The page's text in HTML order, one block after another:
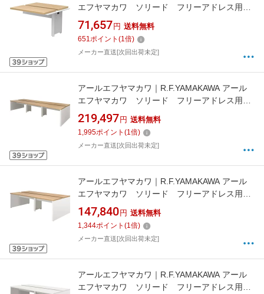
エフヤマカワ ソリード フリーアドレス用デ
スク2 増連 W1200×D1200 オーク×ホワイ
ト脚 RFTFT21212ADOAWL 【メーカー直送・
時間指定・返品不可】
71,657 円 送料無料
651ポイント (1倍)
メーカー直送[次回出荷未定]
アールエフヤマカワ｜R.F.YAMAKAWA アール
エフヤマカワ ソリード フリーアドレス用デ
スク2 W3600×D1200 オーク×ホワイト脚
RFTFT23612OAWL 【メーカー直送・時間指
定・返品不可】
219,497 円 送料無料
1,995ポイント (1倍)
メーカー直送[次回出荷未定]
アールエフヤマカワ｜R.F.YAMAKAWA アール
エフヤマカワ ソリード フリーアドレス用デ
スク2 W2400×D1201 ホワイト×ブラック脚
RFTFT22412OAWL 【メーカー直送・時間指
定・返品不可】
147,840 円 送料無料
1,344ポイント (1倍)
メーカー直送[次回出荷未定]
アールエフヤマカワ｜R.F.YAMAKAWA アール
エフヤマカワ ソリード フリーアドレス用デ